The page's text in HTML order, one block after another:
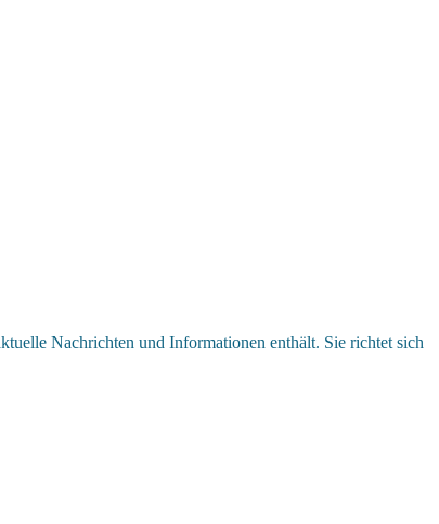
Nachrichten und Informationen enthält. Sie richtet sich